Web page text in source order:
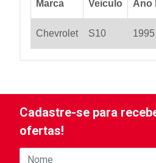
Marca Veiculo Ano
Chevrolet S10 1995
Cadastre-se para
ofertas!